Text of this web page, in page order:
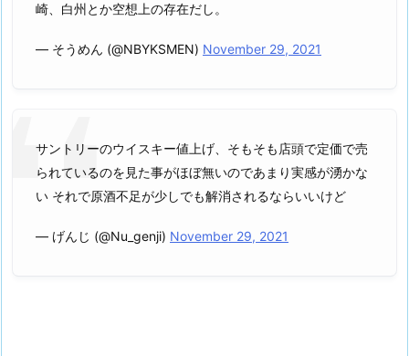
崎、白州とか空想上の存在だし。
— そうめん (@NBYKSMEN) November 29, 2021
サントリーのウイスキー値上げ、そもそも店頭で定価で売
られているのを見た事がほぼ無いのであまり実感が湧かな
い それで原酒不足が少しでも解消されるならいいけど
— げんじ (@Nu_genji) November 29, 2021